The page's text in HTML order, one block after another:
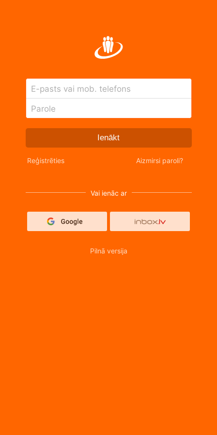
E-pasts vai mob. telefons
Parole
Ienākt
Reģistrēties Aizmirsi paroli?
Vai ienāc ar
Pilnā versija